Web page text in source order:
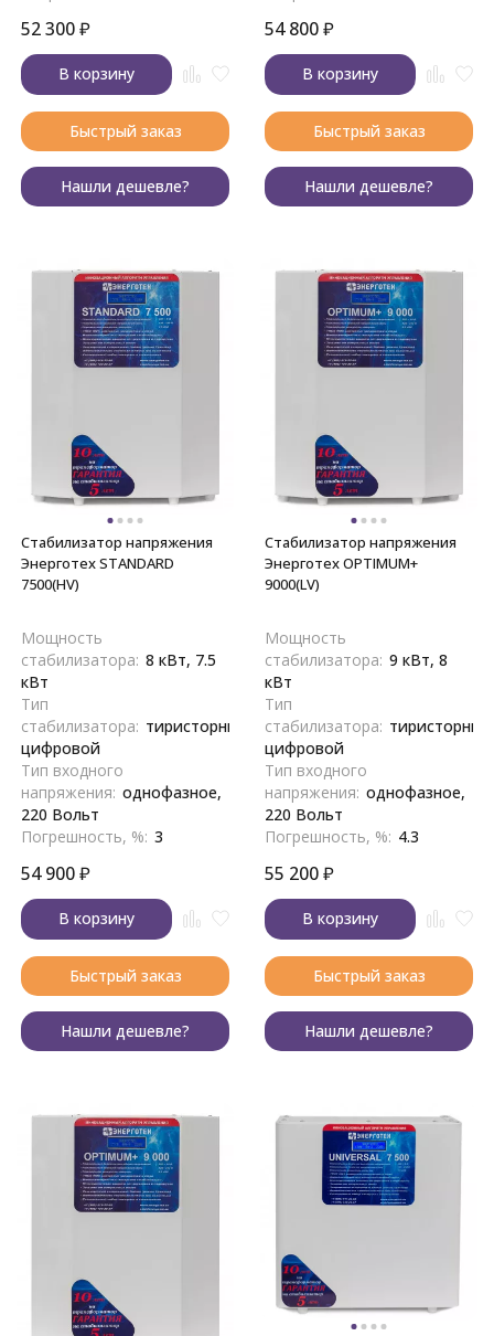
52 300₽
В корзину
Быстрый заказ
Нашли дешевле?
54 800₽
В корзину
Быстрый заказ
Нашли дешевле?
Стабилизатор напряжения
Энерготех STANDARD
7500(HV)
Мощность
стабилизатора: 8 кВт, 7.5
кВт
Тип
стабилизатора: тиристорный,
цифровой
Тип входного
напряжения: однофазное,
220 Вольт
Погрешность, %: 3
54 900₽
В корзину
Быстрый заказ
Нашли дешевле?
Стабилизатор напряжения
Энерготех OPTIMUM+
9000(LV)
Мощность
стабилизатора: 9 кВт, 8
кВт
Тип
стабилизатора:
цифровой
Тип входного
напряжения: однофазное,
220 Вольт
Погрешность, %: 4.3
55 200₽
В корзину
Быстрый заказ
Нашли дешевле?